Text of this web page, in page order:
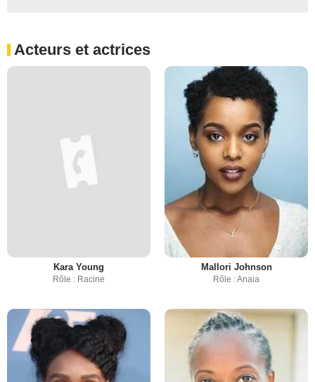
Acteurs et actrices
Kara Young
Rôle : Racine
Mallori Johnson
Rôle : Anaia